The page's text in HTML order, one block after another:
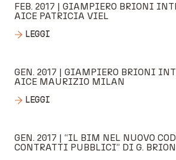
FEB. 2017 | GIAMPIERO BRIONI
AICE PATRICIA VIEL
LEGGI
GEN. 2017 | GIAMPIERO BRIONI
AICE MAURIZIO MILAN
LEGGI
GEN. 2017 | “IL BIM NEL NUOVO
CONTRATTI PUBBLICI” DI G.